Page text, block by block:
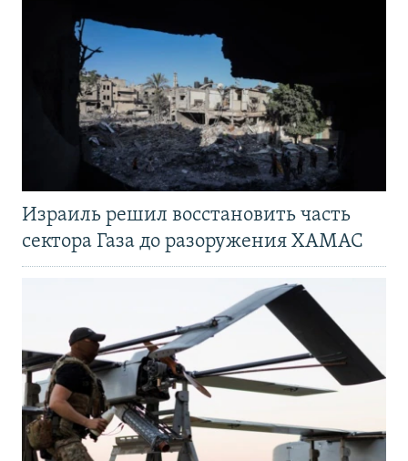
Израиль решил восстановить часть
сектора Газа до разоружения ХАМАС